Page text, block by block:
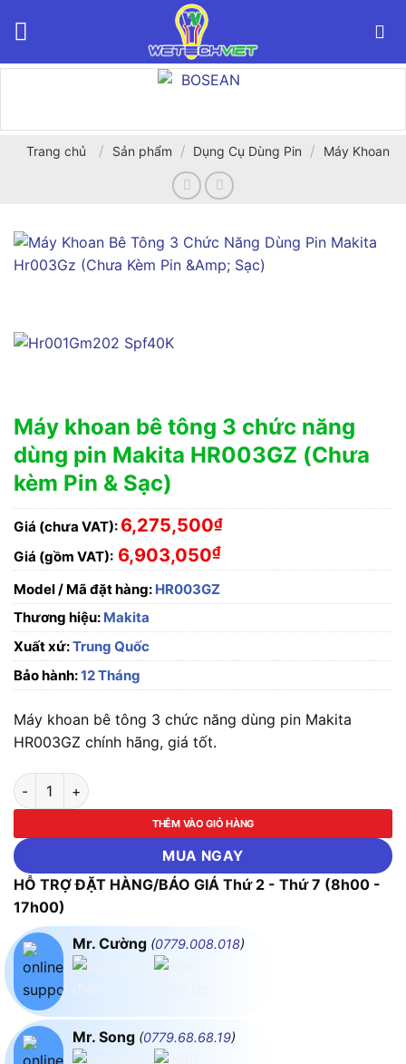
Trang chủ / Sản phẩm / Dụng Cụ Dùng Pin / Máy Khoan
Máy khoan bê tông 3 chức năng
dùng pin Makita HR003GZ (Chưa
kèm Pin & Sạc)
Giá (chưa VAT): 6,275,500₫
Giá (gồm VAT): 6,903,050₫
Model / Mã đặt hàng: HR003GZ
Thương hiệu: Makita
Xuất xứ:Trung Quốc
Bảo hành:12 Tháng
Máy khoan bê tông 3 chức năng dùng pin Makita
HR003GZ chính hãng, giá tốt.
Máy khoan bê tông 3 chức năng dùng pin Makita HR003GZ
THÊM VÀO GIỎ HÀNG
MUA NGAY
HỖ TRỢ ĐẶT HÀNG/BÁO GIÁ Thứ 2 - Thứ 7 (8h00 -
17h00)
Mr. Cường (0779.008.018)
Mr. Song (0779.68.68.19)